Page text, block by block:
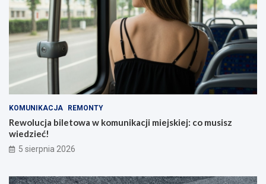
KOMUNIKACJA REMONTY
Rewolucja biletowa w komunikacji miejskiej: co musisz
wiedzieć!
5 sierpnia 2026